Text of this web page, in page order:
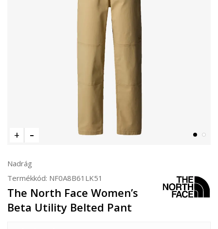
Nadrág
Termékkód: NF0A8B61LK51
The North Face Women’s
Beta Utility Belted Pant